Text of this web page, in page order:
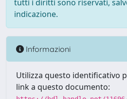
tutti i diritti sono riservati,
indicazione.
Informazioni
Utilizza questo identificativo
link a questo documento: